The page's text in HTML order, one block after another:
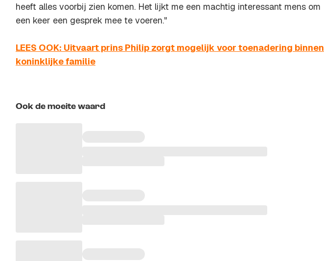
heeft alles voorbij zien komen. Het lijkt me een machtig interessant mens om
een keer een gesprek mee te voeren."
LEES OOK: Uitvaart prins Philip zorgt mogelijk voor toenadering binnen
koninklijke familie
Ook de moeite waard